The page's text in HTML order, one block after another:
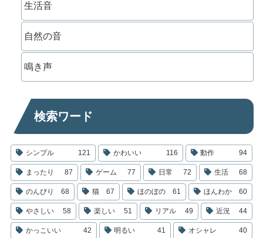
生活音
自然の音
鳴き声
検索ワード
シンプル 121 かわいい 116 動作 94
まったり 87 ゲーム 77 日常 72 生活 68
のんびり 68 猫 67 ほのぼの 61 ほんわか 60
やさしい 58 楽しい 51 リアル 49 近況 44
かっこいい 42 明るい 41 オシャレ 40